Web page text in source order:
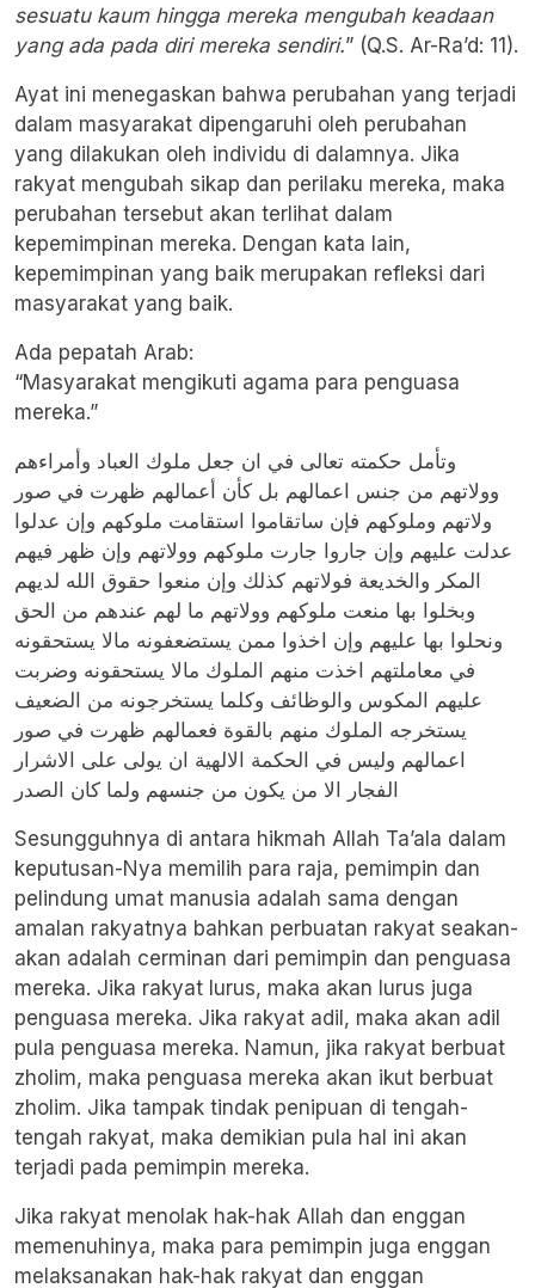
sesuatu kaum hingga mereka mengubah keadaan
yang ada pada diri mereka sendiri.” (Q.S. Ar-Ra’d: 11).
Ayat ini menegaskan bahwa perubahan yang terjadi
dalam masyarakat dipengaruhi oleh perubahan
yang dilakukan oleh individu di dalamnya. Jika
rakyat mengubah sikap dan perilaku mereka, maka
perubahan tersebut akan terlihat dalam
kepemimpinan mereka. Dengan kata lain,
kepemimpinan yang baik merupakan refleksi dari
masyarakat yang baik.
Ada pepatah Arab:
“Masyarakat mengikuti agama para penguasa
mereka.”
وتأمل حكمته تعالى في ان جعل ملوك العباد وأمراءهم
وولاتهم من جنس اعمالهم بل كأن أعمالهم ظهرت في صور
ولاتهم وملوكهم فإن ساتقاموا استقامت ملوكهم وإن عدلوا
عدلت عليهم وإن جاروا جارت ملوكهم وولاتهم وإن ظهر فيهم
المكر والخديعة فولاتهم كذلك وإن منعوا حقوق الله لديهم
وبخلوا بها منعت ملوكهم وولاتهم ما لهم عندهم من الحق
ونحلوا بها عليهم وإن اخذوا ممن يستضعفونه مالا يستحقونه
في معاملتهم اخذت منهم الملوك مالا يستحقونه وضربت
عليهم المكوس والوظائف وكلما يستخرجونه من الضعيف
يستخرجه الملوك منهم بالقوة فعمالهم ظهرت في صور
اعمالهم وليس في الحكمة الالهية ان يولى على الاشرار
الفجار الا من يكون من جنسهم ولما كان الصدر
Sesungguhnya di antara hikmah Allah Ta’ala dalam
keputusan-Nya memilih para raja, pemimpin dan
pelindung umat manusia adalah sama dengan
amalan rakyatnya bahkan perbuatan rakyat seakan-
akan adalah cerminan dari pemimpin dan penguasa
mereka. Jika rakyat lurus, maka akan lurus juga
penguasa mereka. Jika rakyat adil, maka akan adil
pula penguasa mereka. Namun, jika rakyat berbuat
zholim, maka penguasa mereka akan ikut berbuat
zholim. Jika tampak tindak penipuan di tengah-
tengah rakyat, maka demikian pula hal ini akan
terjadi pada pemimpin mereka.
Jika rakyat menolak hak-hak Allah dan enggan
memenuhinya, maka para pemimpin juga enggan
melaksanakan hak-hak rakyat dan enggan